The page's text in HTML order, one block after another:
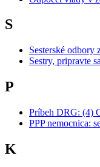
S
Sesterské odbory
Sestry, pripravte
P
Príbeh DRG: (4)
PPP nemocnica:
K